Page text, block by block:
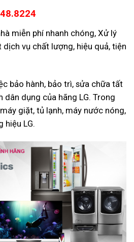
miễn phí nhanh chóng, Xử lý
vụ chất lượng, hiệu quả, tiện
bảo hành, bảo trì, sửa chữa tất
dân dụng của hãng LG. Trong
giặt, tủ lạnh, máy nước nóng,
hiệu LG.